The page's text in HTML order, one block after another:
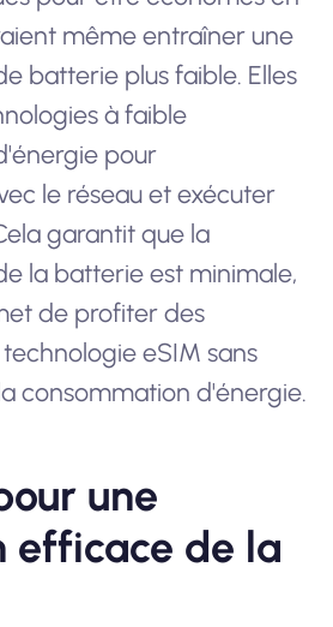
même entraîner une
batterie plus faible. Elles
à faible
pour
le réseau et exécuter
garantit que la
la batterie est minimale,
de profiter des
eSIM sans
consommation d'énergie.
une
efficace de la